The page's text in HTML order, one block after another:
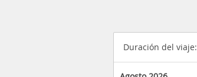
Duración del viaje: